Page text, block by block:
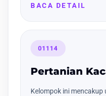
BACA DETAIL
01114
Pertanian
Kelompok ini